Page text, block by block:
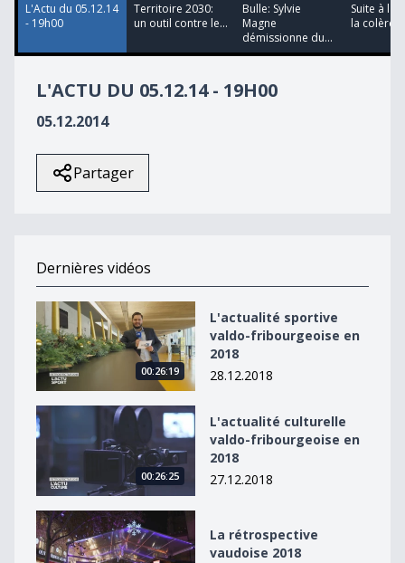
L'Actu du 05.12.14
- 19h00
Territoire 2030:
un outil contre le...
Bulle: Sylvie
Magne
démissionne du...
Suite à
la colère
L'ACTU DU 05.12.14 - 19H00
05.12.2014
Partager
Dernières vidéos
L&#039;actualité sportive valdo-fribourgeoise en 2018
00:26:19
L'actualité sportive
valdo-fribourgeoise en
2018
28.12.2018
L&#039;actualité culturelle valdo-fribourgeoise en
00:26:25
L'actualité culturelle
valdo-fribourgeoise en
2018
27.12.2018
La rétrospective vaudoise 2018
La rétrospective
vaudoise 2018